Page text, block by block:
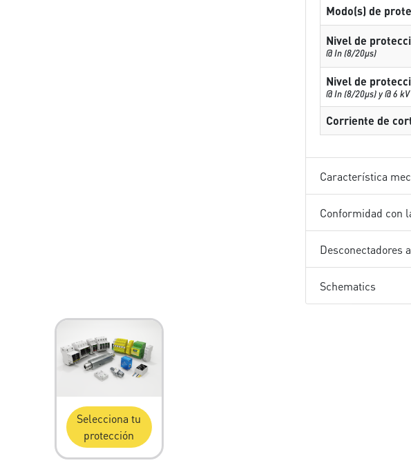
Modo(s) de
Nivel de
@ In (8/20µs)
Nivel de
@ In (8/20µs) y @ 6
Corriente de
Característica
Conformidad con
Desconectadores
Schematics
Selecciona tu
protección